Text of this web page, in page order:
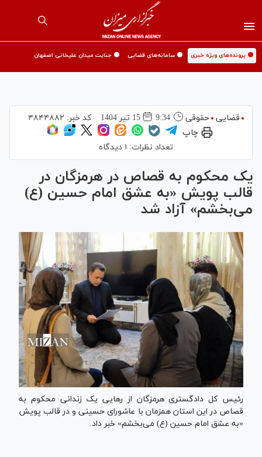
🟡 پرونده‌های ویژه خبری 🟡 سامانه‌های قضایی 🟡 جنایت میدان علیخانی اصفهان
قضایی حقوقی 9:34 15 تير 1404 کد خبر: ۴۸۴۴۸۸۲
چاپ
تعداد نظرات: ۱ دیدگاه
یک محکوم به قصاص در هرمزگان در
قالب پویش «به عشق امام حسین (ع)
می‌بخشم» آزاد شد
رئیس کل دادگستری هرمزگان از رهایی یک زندانی محکوم به
قصاص در این استان همزمان با عاشورای حسینی و در قالب پویش
«به عشق امام حسین (ع) می‌بخشم» خبر داد.